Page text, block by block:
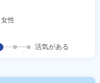
女性
活気がある